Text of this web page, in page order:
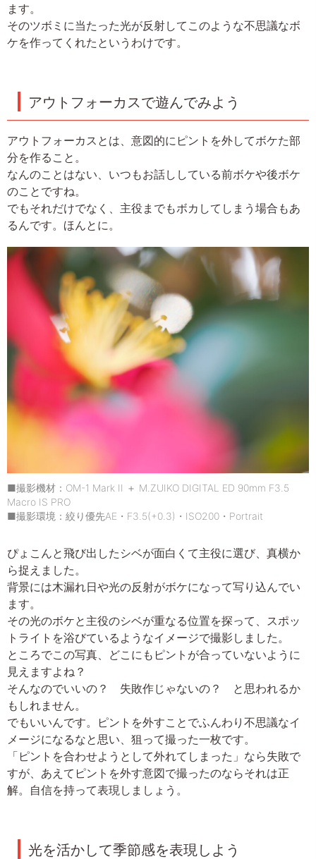
ます。
そのツボミに当たった光が反射してこのような不思議なボ
ケを作ってくれたというわけです。
アウトフォーカスで遊んでみよう
アウトフォーカスとは、意図的にピントを外してボケた部
分を作ること。
なんのことはない、いつもお話ししている前ボケや後ボケ
のことですね。
でもそれだけでなく、主役までもボカしてしまう場合もあ
るんです。ほんとに。
■撮影機材：OM-1 Mark II ＋ M.ZUIKO DIGITAL ED 90mm F3.5
Macro IS PRO
■撮影環境：絞り優先AE・F3.5(+0.3)・ISO200・Portrait
ぴょこんと飛び出したシベが面白くて主役に選び、真横か
ら捉えました。
背景には木漏れ日や光の反射がボケになって写り込んでい
ます。
その光のボケと主役のシベが重なる位置を探って、スポッ
トライトを浴びているようなイメージで撮影しました。
ところでこの写真、どこにもピントが合っていないように
見えますよね？
そんなのでいいの？ 失敗作じゃないの？ と思われるか
もしれません。
でもいいんです。ピントを外すことでふんわり不思議なイ
メージになるなと思い、狙って撮った一枚です。
「ピントを合わせようとして外れてしまった」なら失敗で
すが、あえてピントを外す意図で撮ったのならそれは正
解。自信を持って表現しましょう。
光を活かして季節感を表現しよう